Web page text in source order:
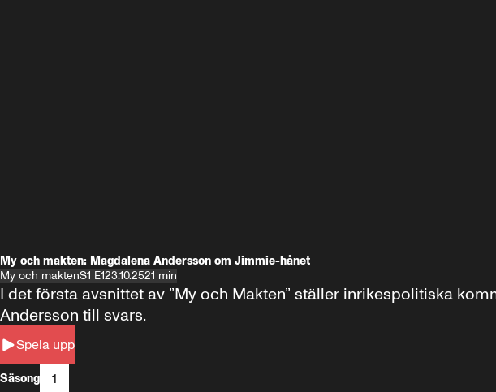
My och makten: Magdalena Andersson om Jimmie-hånet
My och maktenS1 E123.10.2521 min
Spela upp
I det första avsnittet av ”My och Makten” ställer inrikespolitiska
Andersson till svars.
Säsong 1